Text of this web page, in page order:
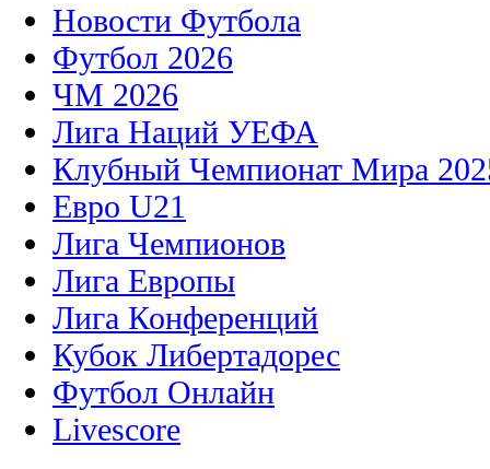
Новости Футбола
Футбол 2026
ЧМ 2026
Лига Наций УЕФА
Клубный Чемпионат Мира
Евро U21
Лига Чемпионов
Лига Европы
Лига Конференций
Кубок Либертадорес
Футбол Онлайн
Livescore